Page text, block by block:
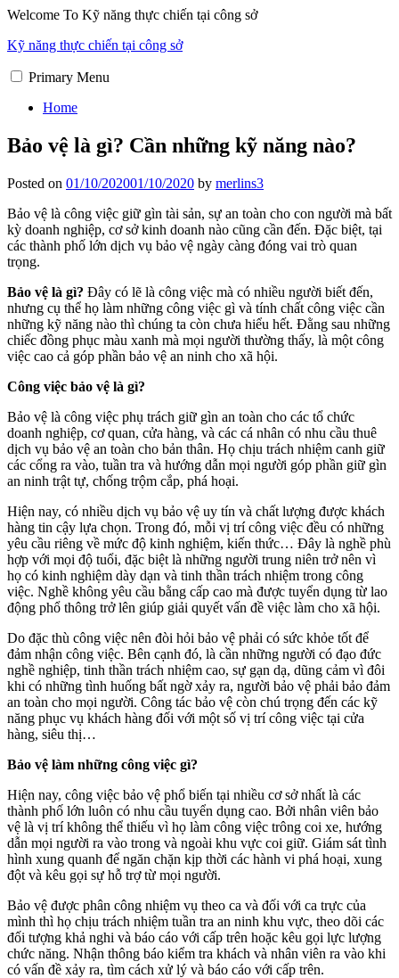
Skip
content
Welcome To Kỹ năng thực chiến tại công sở
Kỹ năng thực chiến tại công sở
Primary Menu
Home
Bảo vệ là gì? Cần những kỹ năng nào?
Posted on 01/10/202001/10/2020 by merlins3
Bảo vệ là công việc giữ gìn tài sản, sự an toàn cho con người mà bất
kỳ doanh nghiệp, cơ sở kinh doanh nào cũng cần đến. Đặc biệt, tại
các thành phố lớn dịch vụ bảo vệ ngày càng đóng vai trò quan
trọng.
Bảo vệ là gì? Đây có lẽ là công việc mà có nhiều người biết đến,
nhưng cụ thể họ làm những công việc gì và tính chất công việc cần
những kỹ năng nào thì chúng ta còn chưa hiểu hết. Đằng sau những
chiếc đồng phục màu xanh mà mọi người thường thấy, là một công
việc cao cả góp phần bảo vệ an ninh cho xã hội.
Công việc bảo vệ là gì?
Bảo vệ là công việc phụ trách giữ gìn an toàn cho các tổ chức
doanh nghiệp, cơ quan, cửa hàng, và các cá nhân có nhu cầu thuê
dịch vụ bảo vệ an toàn cho bản thân. Họ chịu trách nhiệm canh giữ
các cổng ra vào, tuần tra và hướng dẫn mọi người góp phần giữ gìn
an ninh trật tự, chống trộm cắp, phá hoại.
Hiện nay, có nhiều dịch vụ bảo vệ uy tín và chất lượng được khách
hàng tin cậy lựa chọn. Trong đó, mỗi vị trí công việc đều có những
yêu cầu riêng về mức độ kinh nghiệm, kiến thức… Đây là nghề phù
hợp với mọi độ tuổi, đặc biệt là những người trung niên trở nên vì
họ có kinh nghiệm dày dạn và tinh thần trách nhiệm trong công
việc. Nghề không yêu cầu bằng cấp cao mà được tuyển dụng từ lao
động phổ thông trở lên giúp giải quyết vấn đề việc làm cho xã hội.
Do đặc thù công việc nên đòi hỏi bảo vệ phải có sức khỏe tốt để
đảm nhận công việc. Bên cạnh đó, là cần những người có đạo đức
nghề nghiệp, tinh thần trách nhiệm cao, sự gạn dạ, dũng cảm vì đôi
khi có những tình huống bất ngờ xảy ra, người bảo vệ phải bảo đảm
an toàn cho mọi người. Công tác bảo vệ còn chú trọng đến các kỹ
năng phục vụ khách hàng đối với một số vị trí công việc tại cửa
hàng, siêu thị…
Bảo vệ làm những công việc gì?
Hiện nay, công việc bảo vệ phổ biến tại nhiều cơ sở nhất là các
thành phố lớn luôn có nhu cầu tuyển dụng cao. Bởi nhân viên bảo
vệ là vị trí không thể thiếu vì họ làm công việc trông coi xe, hướng
dẫn mọi người ra vào trong và ngoài khu vực coi giữ. Giám sát tình
hình xung quanh để ngăn chặn kịp thời các hành vi phá hoại, xung
đột và kêu gọi sự hỗ trợ từ mọi người.
Bảo vệ được phân công nhiệm vụ theo ca và đối với ca trực của
mình thì họ chịu trách nhiệm tuần tra an ninh khu vực, theo dõi các
đối tượng khả nghi và báo cáo với cấp trên hoặc kêu gọi lực lượng
chức năng. Nhận thông báo kiểm tra khách và nhân viên ra vào khi
có vấn đề xảy ra, tìm cách xử lý và báo cáo với cấp trên.